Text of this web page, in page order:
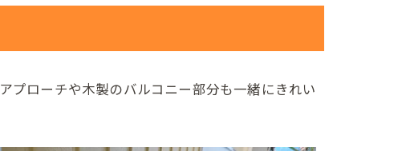
プローチや木製のバルコニー部分も一緒にきれい